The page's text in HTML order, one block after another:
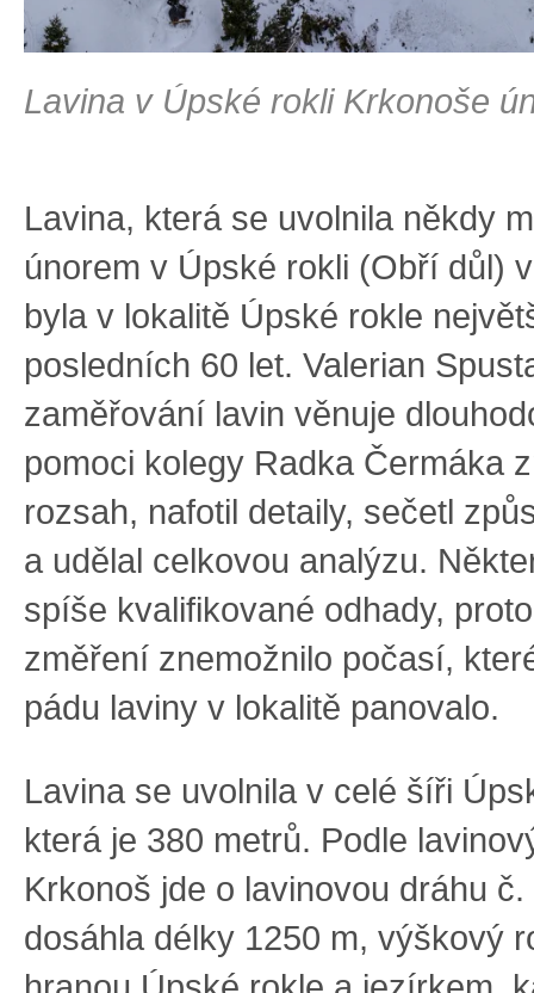
Lavina v Úpské rokli Krkonoše
Lavina, která se uvolnila někdy
únorem v Úpské rokli (Obří důl)
byla v lokalitě Úpské rokle
posledních 60 let. Valerian
zaměřování lavin věnuje
pomoci kolegy Radka Čermáka
rozsah, nafotil detaily, sečetl
a udělal celkovou analýzu.
spíše kvalifikované odhady,
změření znemožnilo počasí,
pádu laviny v lokalitě panovalo.
Lavina se uvolnila v celé šíři
která je 380 metrů. Podle
Krkonoš jde o lavinovou dráhu
dosáhla délky 1250 m, výškový